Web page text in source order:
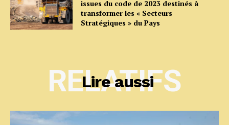
issues du code de 2023 destinés à
transformer les « Secteurs
Stratégiques » du Pays
Lire aussi
RELATIFS